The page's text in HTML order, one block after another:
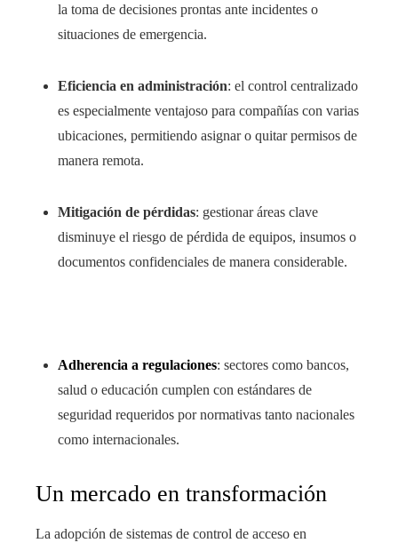
la toma de decisiones prontas ante incidentes o
situaciones de emergencia.
Eficiencia en administración: el control centralizado
es especialmente ventajoso para compañías con varias
ubicaciones, permitiendo asignar o quitar permisos de
manera remota.
Mitigación de pérdidas: gestionar áreas clave
disminuye el riesgo de pérdida de equipos, insumos o
documentos confidenciales de manera considerable.
Adherencia a regulaciones: sectores como bancos,
salud o educación cumplen con estándares de
seguridad requeridos por normativas tanto nacionales
como internacionales.
Un mercado en transformación
La adopción de sistemas de control de acceso en